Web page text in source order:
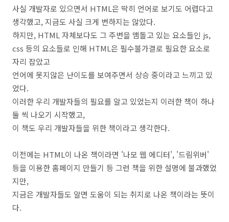
사실 개발자로 있으면서 HTML은 딱히 언어로 보기도 어렵다고
생각했고, 지금도 사실 크게 변하지는 않았다.
하지만, HTML 자체보다도 그 주변을 맴돌고 있는 요소들인 js,
css 등의 요소들로 인해 HTML은 필수불가결로 필요한 요소로
자리 잡았고
언어에 못지않은 난이도를 보여주면서 상승 중이라고 느끼고 있
었다.
이러한 우리 개발자들의 필요를 알고 있었는지 이러한 책이 하나
둘 씩 나오기 시작했고,
이 책도 우리 개발자들을 위한 책이라고 생각한다.
이전에는 HTML이 나온 책이라면 '나모 웹 에디터', '드림위버'
등을 이용한 홈페이지 만들기 등 그런 책을 위한 설명에 불과했었
지만,
지금은 개발자들도 알면 도움이 되는 취지로 나온 책이라는 뜻이
다.